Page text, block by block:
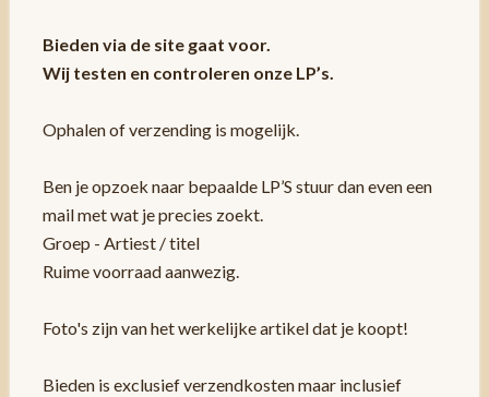
Bieden via de site gaat voor.
Wij testen en controleren onze LP’s.
Ophalen of verzending is mogelijk.
Ben je opzoek naar bepaalde LP’S stuur dan even een
mail met wat je precies zoekt.
Groep - Artiest / titel
Ruime voorraad aanwezig.
Foto's zijn van het werkelijke artikel dat je koopt!
Bieden is exclusief verzendkosten maar inclusief